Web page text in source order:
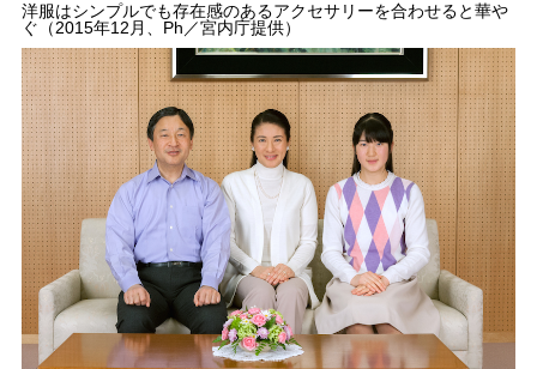
洋服はシンプルでも存在感のあるアクセサリーを合わせると華や
ぐ（2015年12月、Ph／宮内庁提供）